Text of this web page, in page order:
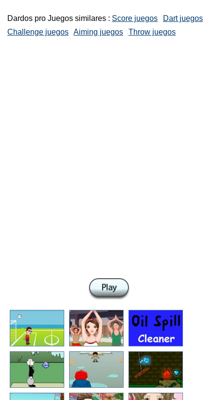
Dardos pro Juegos similares : Score juegos
Dart juegos
Challenge juegos Aiming juegos Throw juegos